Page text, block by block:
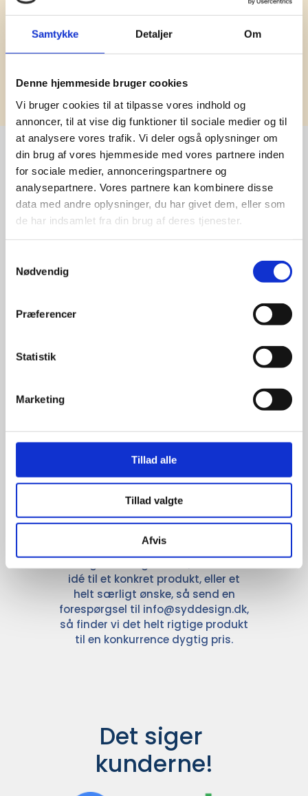
Samtykke Detaljer Om
Denne hjemmeside bruger cookies
Vi bruger cookies til at tilpasse vores indhold og
annoncer, til at vise dig funktioner til sociale medier og til
at analysere vores trafik. Vi deler også oplysninger om
din brug af vores hjemmeside med vores partnere inden
for sociale medier, annonceringspartnere og
analysepartnere. Vores partnere kan kombinere disse
data med andre oplysninger, du har givet dem, eller som
de har indsamlet fra din brug af deres tjenester.
Nødvendig
Præferencer
Statistik
Marketing
Tillad alle
Tillad valgte
Afvis
Tilmeld
Stærke
leverandører
giver større
For at sikre høj kvalitet og stor
Kun et lille udvalg vises på
hjemmesiden
Produkterne på hjemmesiden er
kun et lille udpluk af de
reklameartikler, vi kan skaffe.
idé til et konkret produkt, eller et
helt særligt ønske, så send en
forespørgsel til info@syddesign.dk,
så finder vi det helt rigtige produkt
til en konkurrence dygtig pris.
Det siger
kunderne!